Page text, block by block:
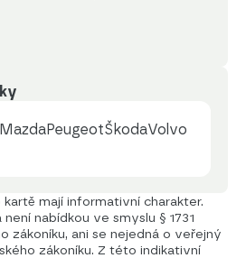
MazdaPeugeotŠkodaVolvo
mají informativní charakter.
nabídkou ve smyslu § 1731
zákoníku, ani se nejedná o veřejný
zákoníku. Z této indikativní